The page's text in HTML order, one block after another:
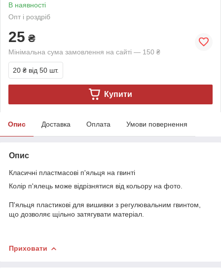
В наявності
Опт і роздріб
25 ₴
Мінімальна сума замовлення на сайті — 150 ₴
20 ₴ від 50 шт.
Купити
Опис Доставка Оплата Умови повернення
Опис
Класичні пластмасові п'яльця на гвинті
Колір п'ялець може відрізнятися від кольору на фото.
П'яльця пластикові для вишивки з регулювальним гвинтом,
що дозволяє щільно затягувати матеріал.
Приховати